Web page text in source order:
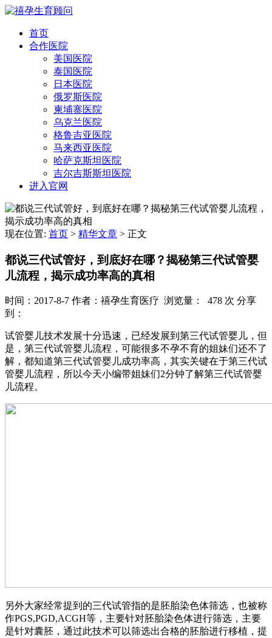
首页
合作医院
美国医院
泰国医院
日本医院
俄罗斯医院
柬埔寨医院
乌克兰医院
格鲁吉亚医院
马来西亚医院
哈萨克斯坦医院
吉尔吉斯斯坦医院
进入官网
现在位置: 首页 > 精华文章 > 正文
都说三代试管好，到底好在哪？揭秘第三代试管婴
儿流程，揭示成功率高的真相
时间：2017-8-7 作者：禧孕生育医疗 浏览量： 478 次 分享
到：
试管婴儿技术发展十分迅速，已经发展到第三代试管婴儿，但
是，第三代试管婴儿流程，可能很多不孕不育的姐妹们还不了
解，都知道第三代试管婴儿成功率高，其实关键在于第三代试
管婴儿流程，所以今天小编带姐妹们2分钟了解第三代试管婴
儿流程。
另外大家经常提到的三代试管指的是胚胎染色体筛选，也被称
作PGS,PGD,ACGH等，主要针对胚胎染色体进行筛选，主要
是针对囊胚，通过此技术可以筛选出合格的胚胎进行移植，提